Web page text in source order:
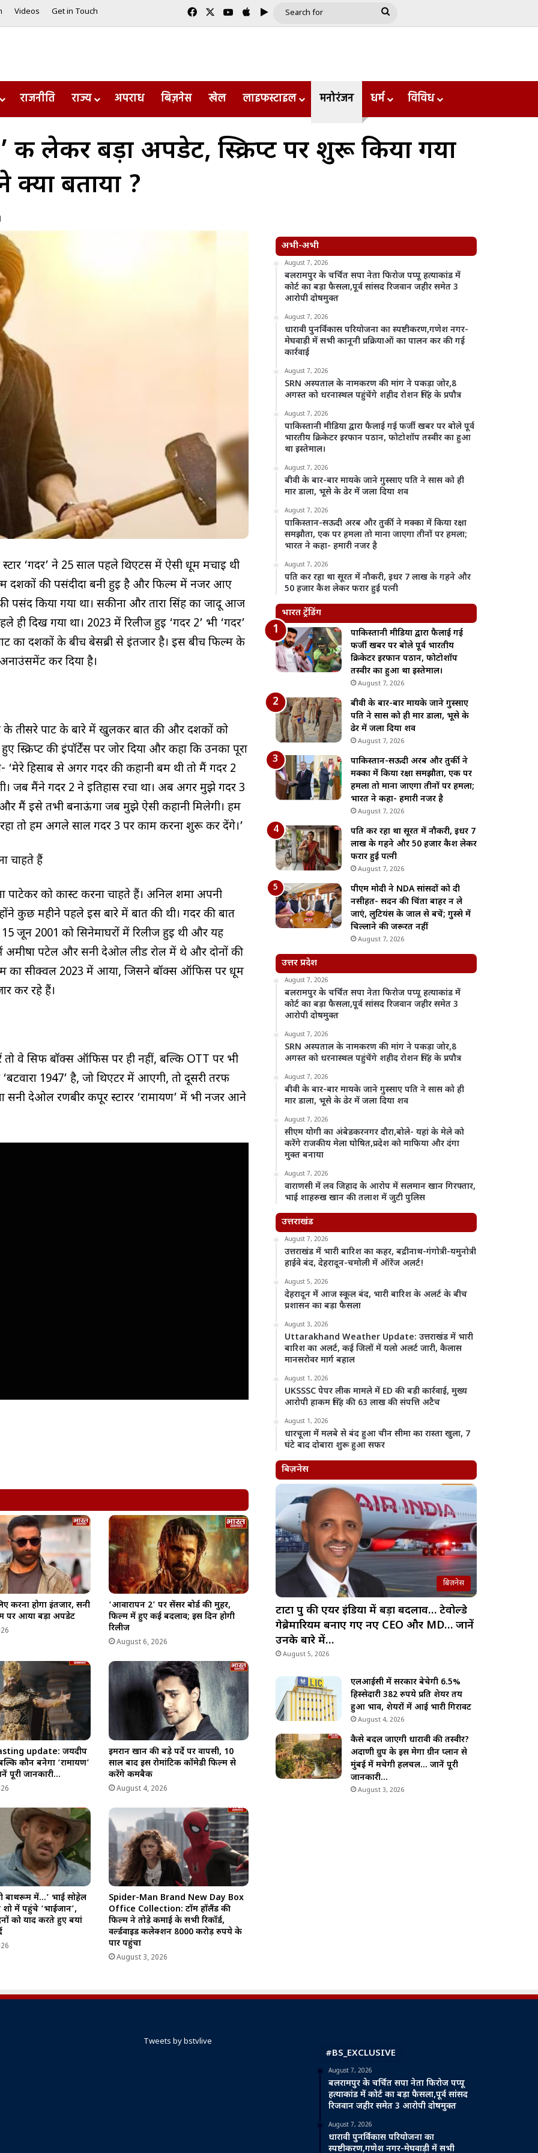
Videos Get in Touch FacebookYouTube
AppleGoogle Play
Search
राजनीति राज्य अपराध बिज़नेस खेल लाइफस्टाइल मनोरंजन धर्म विविध
की लेकर बड़ा अपडेट, स्क्रिप्ट पर शुरू किया गया
क्या बताया ?
‘गदर’ ने 25 साल पहले थिएटर्स में ऐसी धूम मचाई थी
दर्शकों की पसंदीदा बनी हुई है और फिल्म में नजर आए
किया गया था। सकीना और तारा सिंह का जादू आज
दिख गया था। 2023 में रिलीज हुई ‘गदर 2’ भी ‘गदर’
का दर्शकों के बीच बेसब्री से इंतजार है। इस बीच फिल्म के
कर दिया है।
के तीसरे पार्ट के बारे में खुलकर बात की और दर्शकों को
की इंपॉर्टेंस पर जोर दिया और कहा कि उनका पूरा
‘मेरे हिसाब से अगर गदर की कहानी बम थी तो मैं गदर 2
जब मैंने गदर 2 ने इतिहास रचा था। अब अगर मुझे गदर 3
और मैं इसे तभी बनाऊंगा जब मुझे ऐसी कहानी मिलेगी। हम
तो हम अगले साल गदर 3 पर काम करना शुरू कर देंगे।’
चाहते हैं
पाटेकर को कास्ट करना चाहते हैं। अनिल शर्मा अपनी
कुछ महीने पहले इस बारे में बात की थी। गदर की बात
जून 2001 को सिनेमाघरों में रिलीज हुई थी और यह
अमीषा पटेल और सनी देओल लीड रोल में थे और दोनों की
का सीक्वल 2023 में आया, जिसने बॉक्स ऑफिस पर धूम
कर रहे हैं।
वे सिर्फ बॉक्स ऑफिस पर ही नहीं, बल्कि OTT पर भी
1947’ है, जो थिएटर में आएगी, तो दूसरी तरफ
सनी देओल रणबीर कपूर स्टारर ‘रामायण’ में भी नजर आने
करना होगा इंतजार, सनी
पर आया बड़ा अपडेट
‘आवारापन 2’ पर सेंसर बोर्ड की मुहर,
फिल्म में हुए कई बदलाव; इस दिन होगी
रिलीज
August 6, 2026
update: जयदीप
कौन बनेगा ‘रामायण’
पूरी जानकारी…
इमरान खान की बड़े पर्दे पर वापसी, 10
साल बाद इस रोमांटिक कॉमेडी फिल्म से
करेंगे कमबैक
August 4, 2026
बाथरूम में…’ भाई सोहेल
शो में पहुंचे ‘भाईजान’,
को याद करते हुए बयां
Spider-Man Brand New Day Box
Office Collection: टॉम हॉलैंड की
फिल्म ने तोड़े कमाई के सभी रिकॉर्ड,
वर्ल्डवाइड कलेक्शन 8000 करोड़ रुपये के
पार पहुंचा
August 3, 2026
अभी-अभी
August 7, 2026
बलरामपुर के चर्चित सपा नेता फिरोज पप्पू हत्याकांड में
कोर्ट का बड़ा फैसला,पूर्व सांसद रिजवान जहीर समेत 3
आरोपी दोषमुक्त
August 7, 2026
धारावी पुनर्विकास परियोजना का स्पष्टीकरण,गणेश नगर-
मेघवाड़ी में सभी कानूनी प्रक्रियाओं का पालन कर की गई
कार्रवाई
August 7, 2026
SRN अस्पताल के नामकरण की मांग ने पकड़ा जोर,8
अगस्त को धरनास्थल पहुंचेंगे शहीद रोशन सिंह के प्रपौत्र
August 7, 2026
पाकिस्तानी मीडिया द्वारा फैलाई गई फर्जी खबर पर बोले पूर्व
भारतीय क्रिकेटर इरफान पठान, फोटोशॉप तस्वीर का हुआ
था इस्तेमाल।
August 7, 2026
बीवी के बार-बार मायके जाने गुस्साए पति ने सास को ही
मार डाला, भूसे के ढेर में जला दिया शव
August 7, 2026
पाकिस्तान-सऊदी अरब और तुर्की ने मक्का में किया रक्षा
समझौता, एक पर हमला तो माना जाएगा तीनों पर हमला;
भारत ने कहा- हमारी नजर है
August 7, 2026
पति कर रहा था सूरत में नौकरी, इधर 7 लाख के गहने और
50 हजार कैश लेकर फरार हुई पत्नी
भारत ट्रेंडिंग
पाकिस्तानी मीडिया द्वारा फैलाई गई
फर्जी खबर पर बोले पूर्व भारतीय
क्रिकेटर इरफान पठान, फोटोशॉप
तस्वीर का हुआ था इस्तेमाल।
August 7, 2026
बीवी के बार-बार मायके जाने गुस्साए
पति ने सास को ही मार डाला, भूसे के
ढेर में जला दिया शव
August 7, 2026
पाकिस्तान-सऊदी अरब और तुर्की ने
मक्का में किया रक्षा समझौता, एक पर
हमला तो माना जाएगा तीनों पर हमला;
भारत ने कहा- हमारी नजर है
August 7, 2026
पति कर रहा था सूरत में नौकरी, इधर 7
लाख के गहने और 50 हजार कैश लेकर
फरार हुई पत्नी
August 7, 2026
पीएम मोदी ने NDA सांसदों को दी
नसीहत- सदन की चिंता बाहर न ले
जाएं, लुटियंस के जाल से बचें; गुस्से में
चिल्लाने की जरूरत नहीं
August 7, 2026
उत्तर प्रदेश
August 7, 2026
बलरामपुर के चर्चित सपा नेता फिरोज पप्पू हत्याकांड में
कोर्ट का बड़ा फैसला,पूर्व सांसद रिजवान जहीर समेत 3
आरोपी दोषमुक्त
August 7, 2026
SRN अस्पताल के नामकरण की मांग ने पकड़ा जोर,8
अगस्त को धरनास्थल पहुंचेंगे शहीद रोशन सिंह के प्रपौत्र
August 7, 2026
बीवी के बार-बार मायके जाने गुस्साए पति ने सास को ही
मार डाला, भूसे के ढेर में जला दिया शव
August 7, 2026
सीएम योगी का अंबेडकरनगर दौरा,बोले- यहां के मेले को
करेंगे राजकीय मेला घोषित,प्रदेश को माफिया और दंगा
मुक्त बनाया
August 7, 2026
वाराणसी में लव जिहाद के आरोप में सलमान खान गिरफ्तार,
भाई शाहरुख खान की तलाश में जुटी पुलिस
उत्तराखंड
August 7, 2026
उत्तराखंड में भारी बारिश का कहर, बद्रीनाथ-गंगोत्री-यमुनोत्री
हाईवे बंद, देहरादून-चमोली में ऑरेंज अलर्ट!
August 5, 2026
देहरादून में आज स्कूल बंद, भारी बारिश के अलर्ट के बीच
प्रशासन का बड़ा फैसला
August 3, 2026
Uttarakhand Weather Update: उत्तराखंड में भारी
बारिश का अलर्ट, कई जिलों में यलो अलर्ट जारी, कैलास
मानसरोवर मार्ग बहाल
August 1, 2026
UKSSSC पेपर लीक मामले में ED की बड़ी कार्रवाई, मुख्य
आरोपी हाकम सिंह की 63 लाख की संपत्ति अटैच
August 1, 2026
धारचूला में मलबे से बंद हुआ चीन सीमा का रास्ता खुला, 7
घंटे बाद दोबारा शुरू हुआ सफर
बिज़नेस
बिज़नेस
टाटा ग्रुप की एयर इंडिया में बड़ा बदलाव… टेवोल्डे
गेब्रेमारियम बनाए गए नए CEO और MD… जानें
उनके बारे में…
August 5, 2026
एलआईसी में सरकार बेचेगी 6.5%
हिस्सेदारी 382 रुपये प्रति शेयर तय
हुआ भाव, शेयरों में आई भारी गिरावट
August 4, 2026
कैसे बदल जाएगी धारावी की तस्वीर?
अदाणी ग्रुप के इस मेगा ग्रीन प्लान से
मुंबई में मचेगी हलचल… जानें पूरी
जानकारी…
August 3, 2026
Tweets by bstvlive
#BS_EXCLUSIVE
August 7, 2026
बलरामपुर के चर्चित सपा नेता फिरोज पप्पू
हत्याकांड में कोर्ट का बड़ा फैसला,पूर्व सांसद
रिजवान जहीर समेत 3 आरोपी दोषमुक्त
August 7, 2026
धारावी पुनर्विकास परियोजना का
स्पष्टीकरण,गणेश नगर-मेघवाड़ी में सभी